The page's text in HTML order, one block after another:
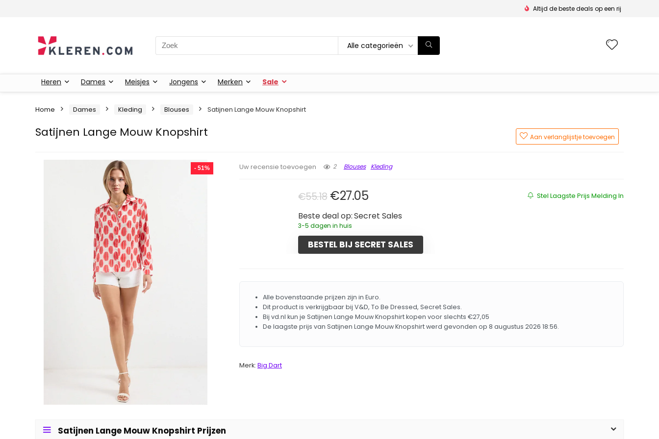
Altijd de beste deals op een rij
Zoeken naar: Alle categorieën
Heren Dames Meisjes Jongens Merken Sale
Home Dames Kleding Blouses Satijnen Lange Mouw Knopshirt
Satijnen Lange Mouw Knopshirt Aan verlanglijstje toevoegen
- 51% Uw recensie toevoegen 2 Blouses Kleding
Stel Laagste Prijs Melding In
€55.18 Oorspronkelijke prijs was: €55.18.
€27.05Huidige prijs is: €27.05.
Beste deal op: Secret Sales
3-5 dagen in huis
BESTEL BIJ SECRET SALES
Alle bovenstaande prijzen zijn in Euro.
Dit product is verkrijgbaar bij V&D, To Be Dressed, Secret Sales.
Bij vd.nl kun je Satijnen Lange Mouw Knopshirt kopen voor slechts €27,05
De laagste prijs van Satijnen Lange Mouw Knopshirt werd gevonden op 8 augustus 2026 18:56.
Merk: Big Dart
Satijnen Lange Mouw Knopshirt Prijzen